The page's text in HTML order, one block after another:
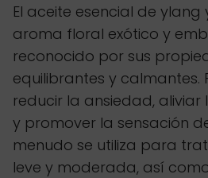
El aceite esencial de ylang
aroma floral exótico y
reconocido por sus
equilibrantes y calmantes.
reducir la ansiedad, aliviar
y promover la sensación
menudo se utiliza para
leve y moderada, así